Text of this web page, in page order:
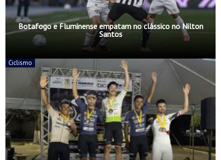
Botafogo e Fluminense empatam no clássico no Nilton
Santos
Ciclismo